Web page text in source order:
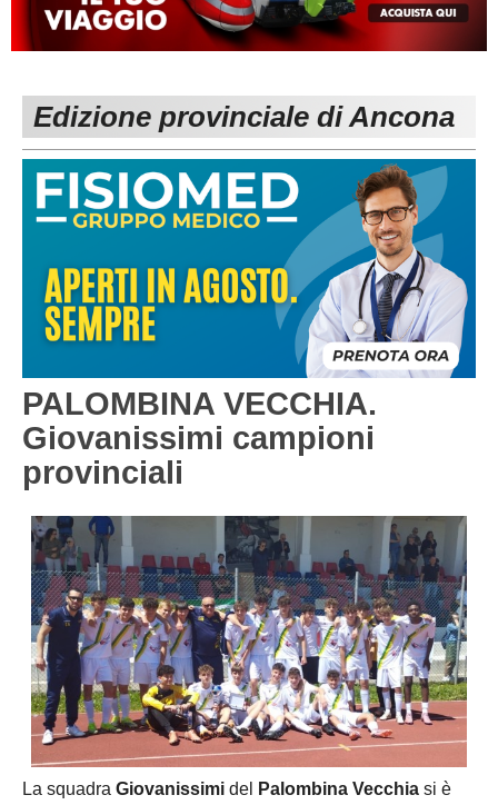
MACERATA
Carica la tua Rosa
ECCELLENZA
1^ CATEGORIA
2^ CATEGORIA
3^ CATEGORIA
REGIONALI
Edizione provinciale di Ancona
PALOMBINA VECCHIA.
Giovanissimi campioni
provinciali
La squadra Giovanissimi del Palombina Vecchia si è